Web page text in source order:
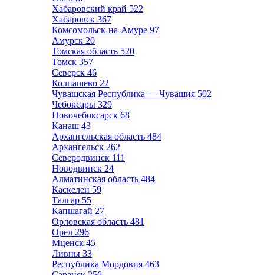
Хабаровский край 522
Хабаровск 367
Комсомольск-на-Амуре 97
Амурск 20
Томская область 520
Томск 357
Северск 46
Колпашево 22
Чувашская Республика — Чувашия 502
Чебоксары 329
Новочебоксарск 68
Канаш 43
Архангельская область 484
Архангельск 262
Северодвинск 111
Новодвинск 24
Алматинская область 484
Каскелен 59
Талгар 55
Капшагай 27
Орловская область 481
Орел 296
Мценск 45
Ливны 33
Республика Мордовия 463